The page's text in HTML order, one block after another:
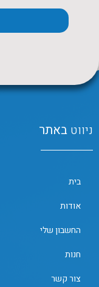
ניווט באתר
בית
אודות
החשבון שלי
חנות
צור קשר